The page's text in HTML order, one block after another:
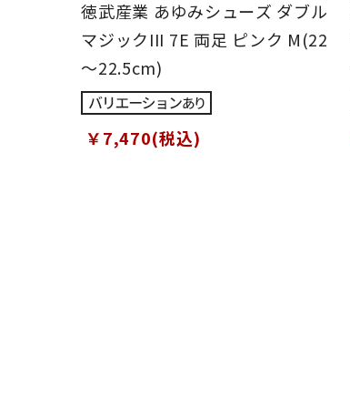
徳武産業 あゆみシューズ ダブル
マジックIII 7E 両足 ピンク M(22
～22.5cm)
￥7,470(税込)